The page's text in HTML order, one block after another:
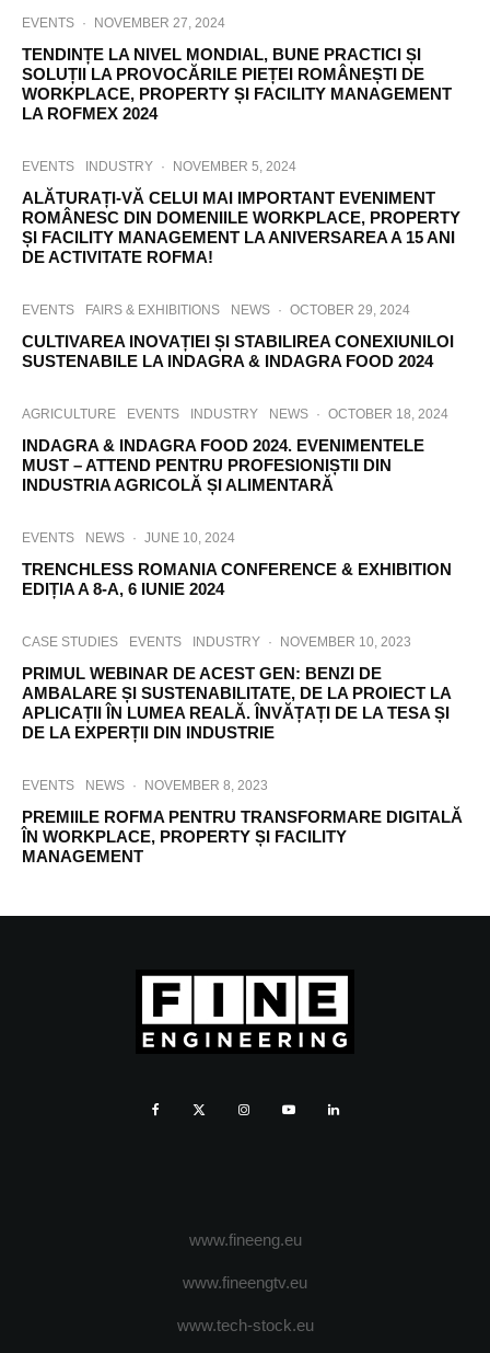
EVENTS · NOVEMBER 27, 2024
TENDINȚE LA NIVEL MONDIAL, BUNE PRACTICI ȘI
SOLUȚII LA PROVOCĂRILE PIEȚEI ROMÂNEȘTI DE
WORKPLACE, PROPERTY ȘI FACILITY MANAGEMENT
LA ROFMEX 2024
EVENTS INDUSTRY · NOVEMBER 5, 2024
ALĂTURAȚI-VĂ CELUI MAI IMPORTANT EVENIMENT
ROMÂNESC DIN DOMENIILE WORKPLACE, PROPERTY
ȘI FACILITY MANAGEMENT LA ANIVERSAREA A 15 ANI
DE ACTIVITATE ROFMA!
EVENTS FAIRS & EXHIBITIONS NEWS · OCTOBER 29, 2024
CULTIVAREA INOVAȚIEI ȘI STABILIREA CONEXIUNILOI
SUSTENABILE LA INDAGRA & INDAGRA FOOD 2024
AGRICULTURE EVENTS INDUSTRY NEWS · OCTOBER 18, 2024
INDAGRA & INDAGRA FOOD 2024. EVENIMENTELE
MUST – ATTEND PENTRU PROFESIONIȘTII DIN
INDUSTRIA AGRICOLĂ ȘI ALIMENTARĂ
EVENTS NEWS · JUNE 10, 2024
TRENCHLESS ROMANIA CONFERENCE & EXHIBITION
EDIȚIA A 8-A, 6 IUNIE 2024
CASE STUDIES EVENTS INDUSTRY · NOVEMBER 10, 2023
PRIMUL WEBINAR DE ACEST GEN: BENZI DE
AMBALARE ȘI SUSTENABILITATE, DE LA PROIECT LA
APLICAȚII ÎN LUMEA REALĂ. ÎNVĂȚAȚI DE LA TESA ȘI
DE LA EXPERȚII DIN INDUSTRIE
EVENTS NEWS · NOVEMBER 8, 2023
PREMIILE ROFMA PENTRU TRANSFORMARE DIGITALĂ
ÎN WORKPLACE, PROPERTY ȘI FACILITY
MANAGEMENT
www.fineeng.eu
www.fineengtv.eu
www.tech-stock.eu